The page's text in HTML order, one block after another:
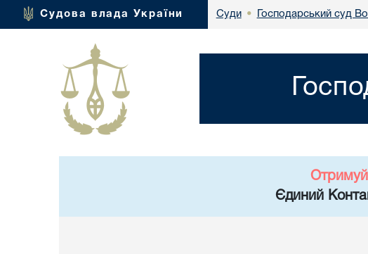
Судова влада України Суди • Господарський суд
Єдиний